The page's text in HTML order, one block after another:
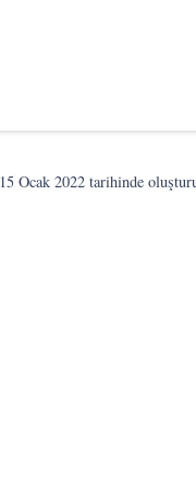
15 Ocak 2022 tarihinde